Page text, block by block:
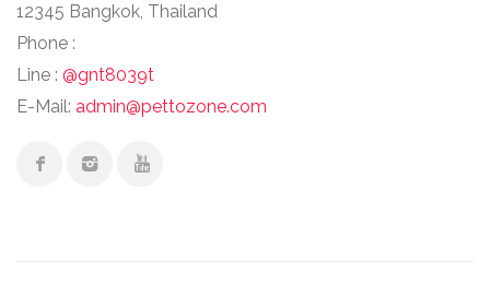
12345 Bangkok, Thailand
Phone :
Line : @gnt8039t
E-Mail: admin@pettozone.com